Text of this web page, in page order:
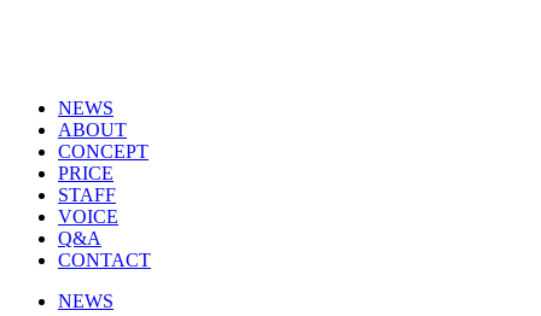
NEWS
ABOUT
CONCEPT
PRICE
STAFF
VOICE
Q&A
CONTACT
NEWS